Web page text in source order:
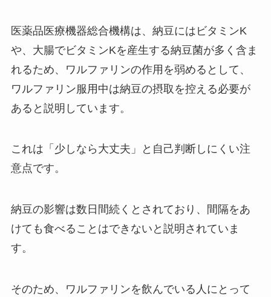
医薬品医療機器総合機構は、納豆にはビタミンK
や、大腸でビタミンKを産生する納豆菌が多く含ま
れるため、ワルファリンの作用を弱めるとして、
ワルファリン服用中は納豆の摂取を控える必要が
あると説明しています。
これは「少しなら大丈夫」と自己判断しにくい注
意点です。
納豆の影響は数日間続くとされており、間隔をあ
けても食べることはできないと説明されていま
す。
そのため、ワルファリンを飲んでいる人にとって